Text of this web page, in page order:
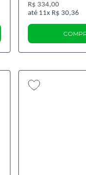
R$ 334,00
11x R$ 30,36